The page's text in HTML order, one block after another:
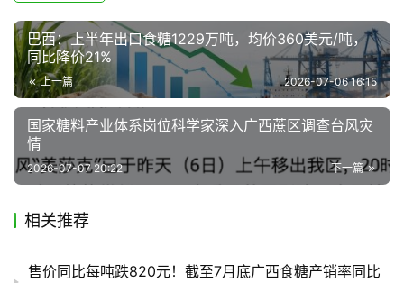
巴西：上半年出口食糖1229万吨，均价360美元/吨，
同比降价21%
上一篇 2026-07-06 16:15
国家糖料产业体系岗位科学家深入广西蔗区调查台风灾
情
下一篇
2026-07-07 20:22
相关推荐
售价同比每吨跌820元！截至7月底广西食糖产销率同比